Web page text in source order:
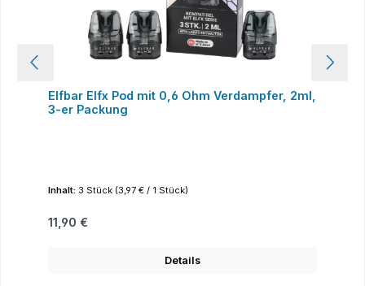
Elfbar Elfx Pod mit 0,6 Ohm Verdampfer, 2ml,
3-er Packung
Inhalt: 3 Stück (3,97 € / 1 Stück)
Regulärer Preis:
11,90 €
Details